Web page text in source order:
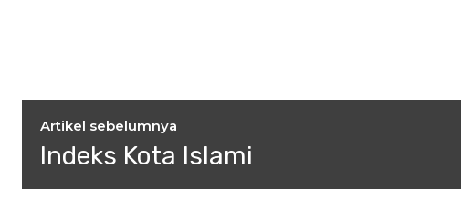
Artikel sebelumnya
Indeks Kota Islami